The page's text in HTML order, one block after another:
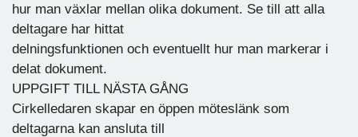
hur man växlar mellan olika dokument. Se till att alla
deltagare har hittat
delningsfunktionen och eventuellt hur man markerar i
delat dokument.
UPPGIFT TILL NÄSTA GÅNG
Cirkelledaren skapar en öppen möteslänk som
deltagarna kan ansluta till